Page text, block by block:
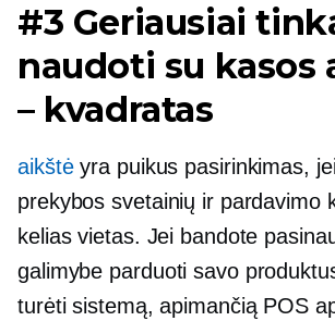
#3 Geriausiai
naudoti su kasos
– kvadratas
aikštėyra puikus pasirinkimas,
prekybos svetainių ir pardavimo
kelias vietas. Jei bandote
galimybe parduoti savo
turėti sistemą, apimančią POS